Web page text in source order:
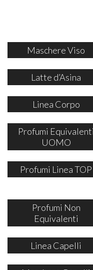
Maschere Viso
Latte d’Asina
Linea Corpo
Profumi Equivalenti
UOMO
Profumi Linea TOP
Profumi Non
Equivalenti
Linea Capelli